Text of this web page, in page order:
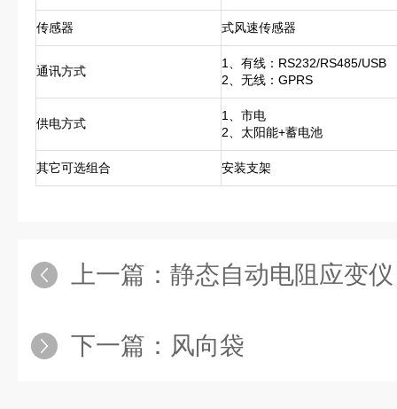
传感器 式风速传感器
通讯方式
1、有线：RS232/RS485/USB
2、无线：GPRS
供电方式
1、市电
2、太阳能+蓄电池
其它可选组合 安装支架
上一篇： 静态自动电阻应变仪
下一篇： 风向袋